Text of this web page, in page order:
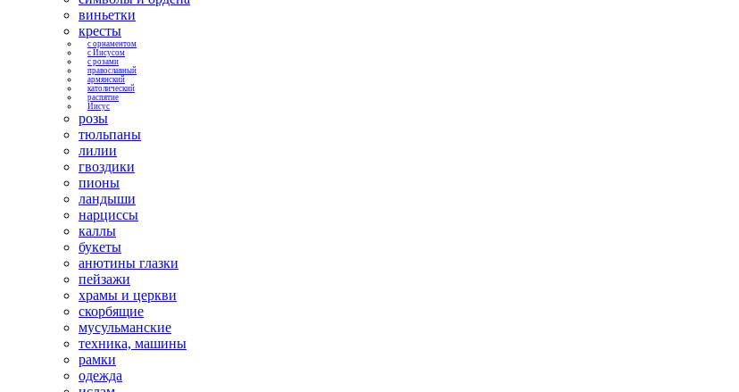
виньетки
кресты
с орнаментом
с Иисусом
с розами
православный
армянский
католический
распятие
Иисус
розы
тюльпаны
лилии
гвоздики
пионы
ландыши
нарциссы
каллы
букеты
анютины глазки
пейзажи
храмы и церкви
скорбящие
мусульманские
техника, машины
рамки
одежда